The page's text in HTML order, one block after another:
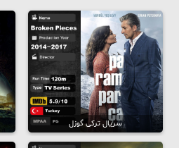
سریال ترکی گوزل